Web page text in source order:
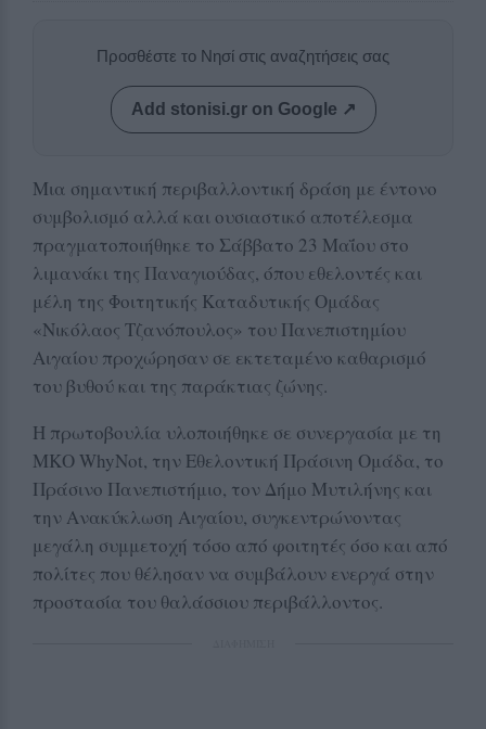
Προσθέστε το Νησί στις αναζητήσεις σας
Add stonisi.gr on Google ↗
Μια σημαντική περιβαλλοντική δράση με έντονο
συμβολισμό αλλά και ουσιαστικό αποτέλεσμα
πραγματοποιήθηκε το Σάββατο 23 Μαΐου στο
λιμανάκι της Παναγιούδας, όπου εθελοντές και
μέλη της Φοιτητικής Καταδυτικής Ομάδας
«Νικόλαος Τζανόπουλος» του Πανεπιστημίου
Αιγαίου προχώρησαν σε εκτεταμένο καθαρισμό
του βυθού και της παράκτιας ζώνης.
Η πρωτοβουλία υλοποιήθηκε σε συνεργασία με τη
ΜΚΟ WhyNot, την Εθελοντική Πράσινη Ομάδα, το
Πράσινο Πανεπιστήμιο, τον Δήμο Μυτιλήνης και
την Ανακύκλωση Αιγαίου, συγκεντρώνοντας
μεγάλη συμμετοχή τόσο από φοιτητές όσο και από
πολίτες που θέλησαν να συμβάλουν ενεργά στην
προστασία του θαλάσσιου περιβάλλοντος.